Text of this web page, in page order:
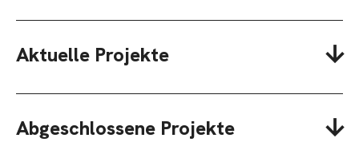
Aktuelle Projekte
Abgeschlossene Projekte